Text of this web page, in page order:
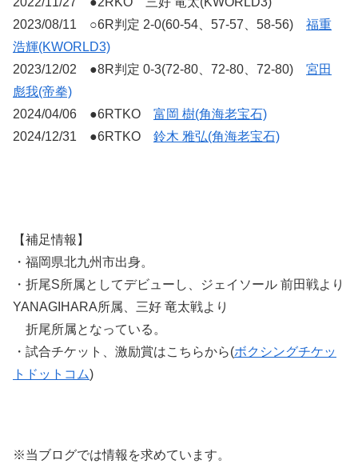
2023/08/11 ○6R判定 2-0(60-54、57-57、58-56) 福重
浩輝(KWORLD3)
2023/12/02 ●8R判定 0-3(72-80、72-80、72-80) 宮田
彪我(帝拳)
2024/04/06 ●6RTKO 富岡 樹(角海老宝石)
2024/12/31 ●6RTKO 鈴木 雅弘(角海老宝石)
【補足情報】
・福岡県北九州市出身。
・折尾S所属としてデビューし、ジェイソール 前田戦より
YANAGIHARA所属、三好 竜太戦より
折尾所属となっている。
・試合チケット、激励賞はこちらから(ボクシングチケッ
トドットコム)
※当ブログでは情報を求めています。